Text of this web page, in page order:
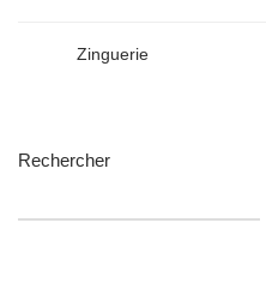
Zinguerie
Rechercher